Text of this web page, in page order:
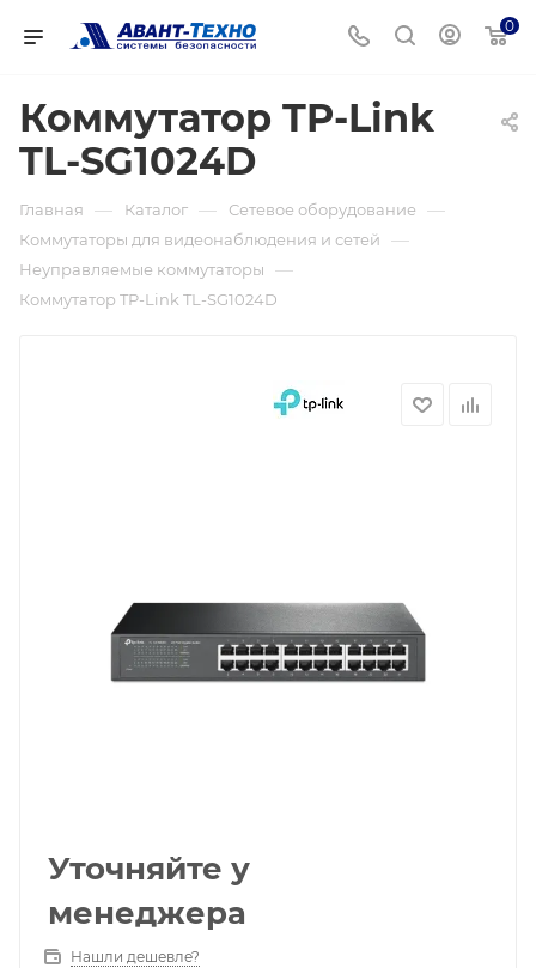
0
Коммутатор TP-Link
TL-SG1024D
Главная — Каталог — Сетевое оборудование —
Коммутаторы для видеонаблюдения и сетей —
Неуправляемые коммутаторы —
Коммутатор TP-Link TL-SG1024D
Уточняйте у
менеджера
Нашли дешевле?